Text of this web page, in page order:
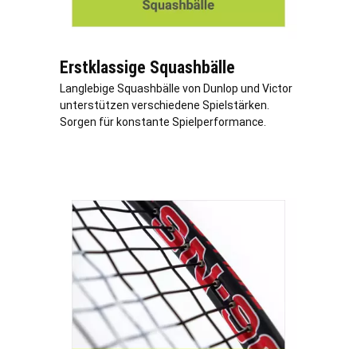
Erstklassige Squashbälle
Langlebige Squashbälle von Dunlop und Victor
unterstützen verschiedene Spielstärken.
Sorgen für konstante Spielperformance.